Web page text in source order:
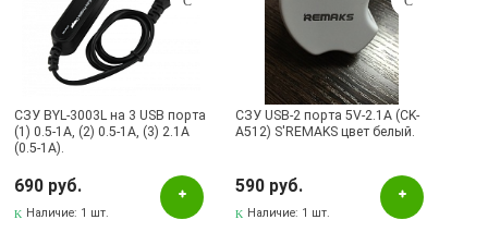
СЗУ BYL-3003L на 3 USB порта
(1) 0.5-1A, (2) 0.5-1A, (3) 2.1A
(0.5-1A).
690 руб.
Наличие: 1 шт.
СЗУ USB-2 порта 5V-2.1A (CK-
A512) S'REMAKS цвет белый.
590 руб.
Наличие: 1 шт.